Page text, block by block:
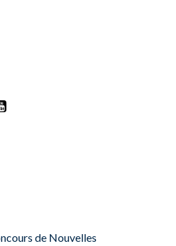
de Nouvelles